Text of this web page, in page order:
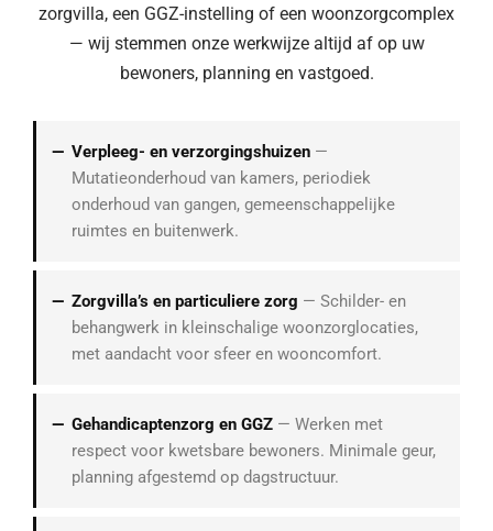
zorgvilla, een GGZ-instelling of een woonzorgcomplex
— wij stemmen onze werkwijze altijd af op uw
bewoners, planning en vastgoed.
Verpleeg- en verzorgingshuizen —
Mutatieonderhoud van kamers, periodiek
onderhoud van gangen, gemeenschappelijke
ruimtes en buitenwerk.
Zorgvilla’s en particuliere zorg — Schilder- en
behangwerk in kleinschalige woonzorglocaties,
met aandacht voor sfeer en wooncomfort.
Gehandicaptenzorg en GGZ — Werken met
respect voor kwetsbare bewoners. Minimale geur,
planning afgestemd op dagstructuur.